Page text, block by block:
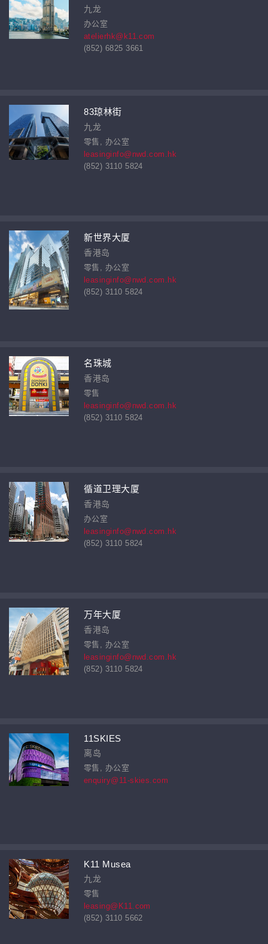
九龙
办公室
atelierhk@k11.com
(852) 6825 3661
83琼林街
九龙
零售, 办公室
leasinginfo@nwd.com.hk
(852) 3110 5824
新世界大厦
香港岛
零售, 办公室
leasinginfo@nwd.com.hk
(852) 3110 5824
名珠城
香港岛
零售
leasinginfo@nwd.com.hk
(852) 3110 5824
循道卫理大厦
香港岛
办公室
leasinginfo@nwd.com.hk
(852) 3110 5824
万年大厦
香港岛
零售, 办公室
leasinginfo@nwd.com.hk
(852) 3110 5824
11SKIES
离岛
零售, 办公室
enquiry@11-skies.com
K11 Musea
九龙
零售
leasing@K11.com
(852) 3110 5662